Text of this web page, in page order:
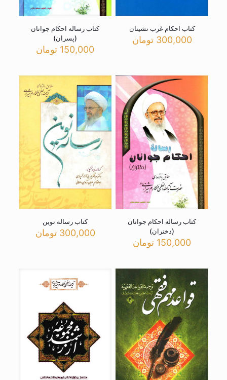
کتاب احکام غرب نشینان
300,000 تومان
کتاب رساله احکام جوانان
(پسران)
150,000 تومان
کتاب رساله احکام جوانان
(دختران)
150,000 تومان
کتاب رساله نوین
300,000 تومان